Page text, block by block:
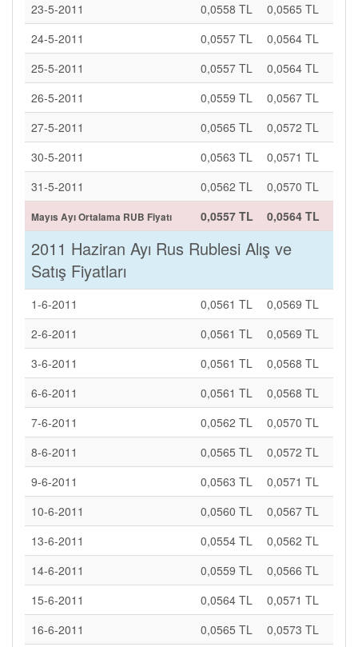
23-5-2011
0,0558 TL
0,0565 TL
24-5-2011
0,0557 TL
0,0564 TL
25-5-2011
0,0557 TL
0,0564 TL
26-5-2011
0,0559 TL
0,0567 TL
27-5-2011
0,0565 TL
0,0572 TL
30-5-2011
0,0563 TL
0,0571 TL
31-5-2011
0,0562 TL 0,0570 TL
Mayıs Ayı Ortalama RUB Fiyatı 0,0557 TL 0,0564 TL
2011 Haziran Ayı Rus Rublesi Alış ve
Satış Fiyatları
1-6-2011 0,0561 TL
0,0569 TL
2-6-2011
0,0561 TL
0,0569 TL
3-6-2011
0,0561 TL
0,0568 TL
6-6-2011
0,0561 TL
0,0568 TL
7-6-2011
0,0562 TL
0,0570 TL
8-6-2011
0,0565 TL
0,0572 TL
9-6-2011
0,0563 TL
0,0571 TL
10-6-2011
0,0560 TL
0,0567 TL
13-6-2011
0,0554 TL
0,0562 TL
14-6-2011
0,0559 TL
0,0566 TL
15-6-2011
0,0564 TL
0,0571 TL
16-6-2011
0,0565 TL 0,0573 TL